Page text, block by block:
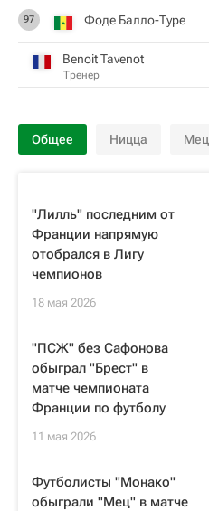
97 Фоде Балло-Туре
Benoit Tavenot
Тренер
Общее Ницца Мец
"Лилль" последним от
Франции напрямую
отобрался в Лигу
чемпионов
18 мая 2026
"ПСЖ" без Сафонова
обыграл "Брест" в
матче чемпионата
Франции по футболу
11 мая 2026
Футболисты "Монако"
обыграли "Мец" в матче